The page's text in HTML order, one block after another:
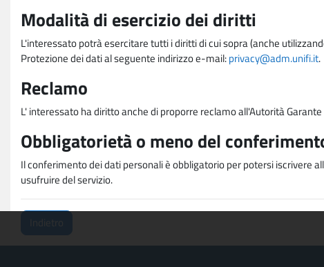
Modalità di esercizio dei diritti
L'interessato potrà esercitare tutti i diritti di cui sopra (anche
Protezione dei dati al seguente indirizzo e-mail:privacy@adm.unifi.it.
Reclamo
L' interessato ha diritto anche di proporre reclamo all'Autorità
Obbligatorietà o meno del
Il conferimento dei dati personali è obbligatorio per potersi iscrivere
usufruire del servizio.
Indietro